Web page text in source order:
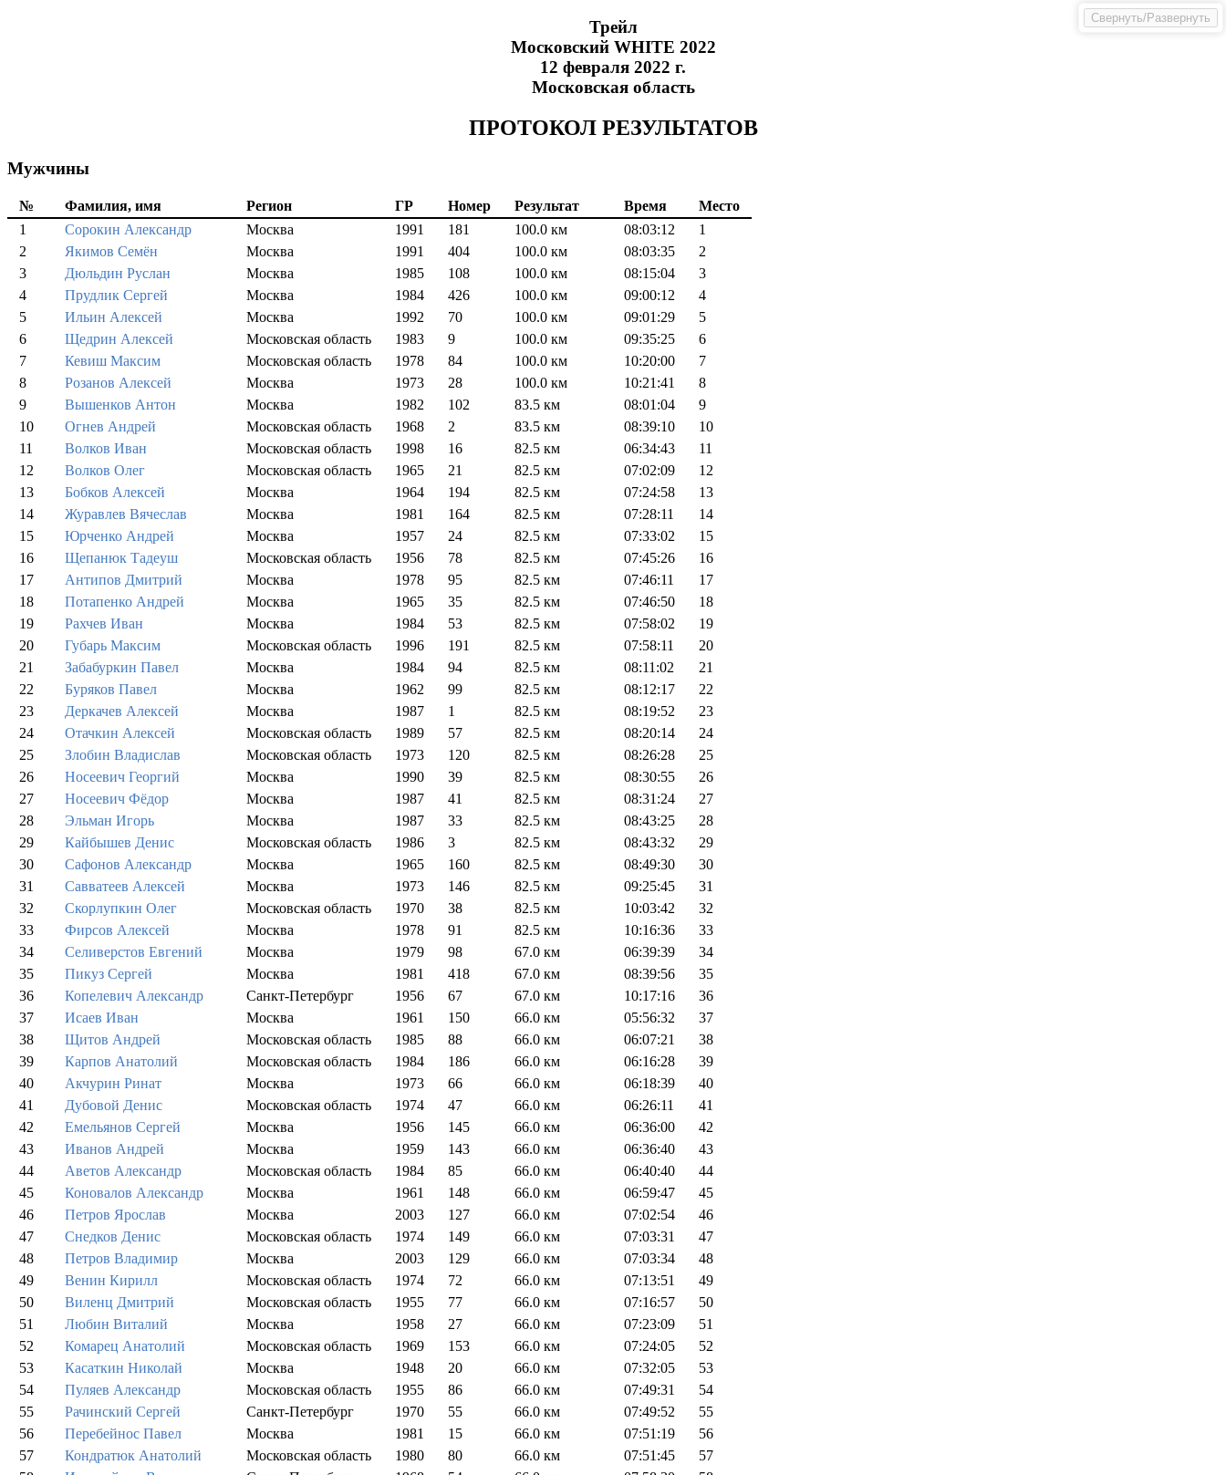
Трейл
Московский WHITE 2022
12 февраля 2022 г.
Московская область
ПРОТОКОЛ РЕЗУЛЬТАТОВ
Мужчины
№ Фамилия, имя Регион ГР Номер Результат Время
Место
1
Сорокин Александр Москва 1991 181 100.0 км 08:03:12
1
2
Якимов Семён Москва 1991 404 100.0 км 08:03:35
2
3
Дюльдин Руслан Москва 1985 108 100.0 км 08:15:04
3
4
Прудлик Сергей Москва 1984 426 100.0 км 09:00:12
4
5
Ильин Алексей Москва 1992 70 100.0 км 09:01:29
5
6
Щедрин Алексей Московская область 1983 9 100.0 км 09:35:25
6
7
Кевиш Максим Московская область 1978 84 100.0 км 10:20:00
7
8
Розанов Алексей Москва 1973 28 100.0 км 10:21:41
8
9
Вышенков Антон Москва 1982 102 83.5 км 08:01:04
9
10
Огнев Андрей Московская область 1968 2 83.5 км 08:39:10
10
11
Волков Иван Московская область 1998 16 82.5 км 06:34:43
11
12
Волков Олег Московская область 1965 21 82.5 км 07:02:09
12
13
Бобков Алексей Москва 1964 194 82.5 км 07:24:58
13
14
Журавлев Вячеслав Москва 1981 164 82.5 км 07:28:11
14
15
Юрченко Андрей Москва 1957 24 82.5 км 07:33:02
15
16
Щепанюк Тадеуш Московская область 1956 78 82.5 км 07:45:26
16
17
Антипов Дмитрий Москва 1978 95 82.5 км 07:46:11
17
18
Потапенко Андрей Москва 1965 35 82.5 км 07:46:50
18
19
Рахчев Иван Москва 1984 53 82.5 км 07:58:02
19
20
Губарь Максим Московская область 1996 191 82.5 км 07:58:11
20
21
Забабуркин Павел Москва 1984 94 82.5 км 08:11:02
21
22
Буряков Павел Москва 1962 99 82.5 км 08:12:17
22
23
Деркачев Алексей Москва 1987 1 82.5 км 08:19:52
23
24
Отачкин Алексей Московская область 1989 57 82.5 км 08:20:14
24
25
Злобин Владислав Московская область 1973 120 82.5 км 08:26:28
25
26
Носеевич Георгий Москва 1990 39 82.5 км 08:30:55
26
27
Носеевич Фёдор Москва 1987 41 82.5 км 08:31:24
27
28
Эльман Игорь Москва 1987 33 82.5 км 08:43:25
28
29
Кайбышев Денис Московская область 1986 3 82.5 км 08:43:32
29
30
Сафонов Александр Москва 1965 160 82.5 км 08:49:30
30
31
Савватеев Алексей Москва 1973 146 82.5 км 09:25:45
31
32
Скорлупкин Олег Московская область 1970 38 82.5 км 10:03:42
32
33
Фирсов Алексей Москва 1978 91 82.5 км 10:16:36
33
34
Селиверстов Евгений Москва 1979 98 67.0 км 06:39:39
34
35
Пикуз Сергей Москва 1981 418 67.0 км 08:39:56
35
36
Копелевич Александр Санкт-Петербург 1956 67 67.0 км 10:17:16
36
37
Исаев Иван Москва 1961 150 66.0 км 05:56:32
37
38
Щитов Андрей Московская область 1985 88 66.0 км 06:07:21
38
39
Карпов Анатолий Московская область 1984 186 66.0 км 06:16:28
39
40
Акчурин Ринат Москва 1973 66 66.0 км 06:18:39
40
41
Дубовой Денис Московская область 1974 47 66.0 км 06:26:11
41
42
Емельянов Сергей Москва 1956 145 66.0 км 06:36:00
42
43
Иванов Андрей Москва 1959 143 66.0 км 06:36:40
43
44
Аветов Александр Московская область 1984 85 66.0 км 06:40:40
44
45
Коновалов Александр Москва 1961 148 66.0 км 06:59:47
45
46
Петров Ярослав Москва 2003 127 66.0 км 07:02:54
46
47
Снедков Денис Московская область 1974 149 66.0 км 07:03:31
47
48
Петров Владимир Москва 2003 129 66.0 км 07:03:34
48
49
Венин Кирилл Московская область 1974 72 66.0 км 07:13:51
49
50
Виленц Дмитрий Московская область 1955 77 66.0 км 07:16:57
50
51
Любин Виталий Москва 1958 27 66.0 км 07:23:09
51
52
Комарец Анатолий Московская область 1969 153 66.0 км 07:24:05
52
53
Касаткин Николай Москва 1948 20 66.0 км 07:32:05
53
54
Пуляев Александр Московская область 1955 86 66.0 км 07:49:31
54
55
Рачинский Сергей Санкт-Петербург 1970 55 66.0 км 07:49:52
55
56
Перебейнос Павел Москва 1981 15 66.0 км 07:51:19
56
57
Кондратюк Анатолий Московская область 1980 80 66.0 км 07:51:45
57
Свернуть/Развернуть